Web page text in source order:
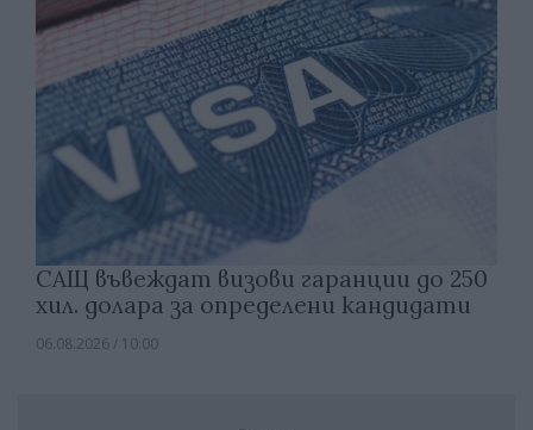
САЩ въвеждат визови гаранции до 250
хил. долара за определени кандидати
06.08.2026 / 10:00